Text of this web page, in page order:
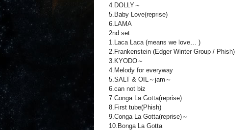
4.DOLLY～
5.Baby Love(reprise)
6.LAMA
2nd set
1.Laca Laca (means we love… )
2.Frankenstein (Edger Winter Group / Phish)
3.KYODO～
4.Melody for everyway
5.SALT & OIL～jam～
6.can not biz
7.Conga La Gotta(reprise)
8.First tube(Phish)
9.Conga La Gotta(reprise)～
10.Bonga La Gotta